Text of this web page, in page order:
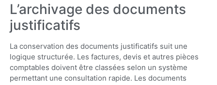
L’archivage des documents
justificatifs
La conservation des documents justificatifs suit une
logique structurée. Les factures, devis et autres pièces
comptables doivent être classées selon un système
permettant une consultation rapide. Les documents